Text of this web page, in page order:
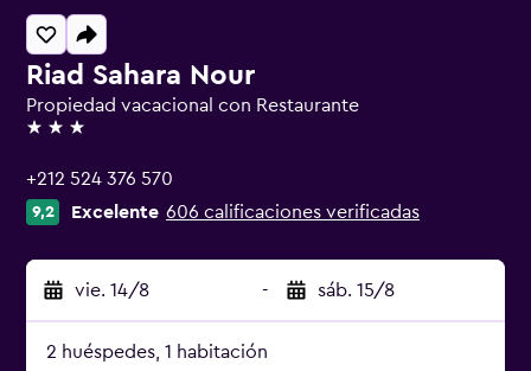
Riad Sahara Nour
Propiedad vacacional con Restaurante
3 estrellas
+212 524 376 570
9,2 Excelente 606 calificaciones verificadas
vie. 14/8 - sáb. 15/8
2 huéspedes, 1 habitación